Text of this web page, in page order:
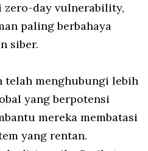
zero-day vulnerability,
paling berbahaya
siber.
telah menghubungi lebih
yang berpotensi
mereka membatasi
yang rentan.